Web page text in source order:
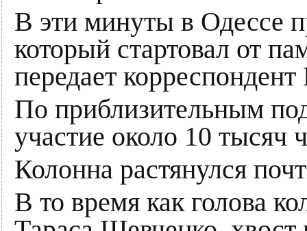
В эти минуты в Одессе
который стартовал от
передает
По приблизительным
участие около 10 тысяч
Колонна растянулся
В то время как голова